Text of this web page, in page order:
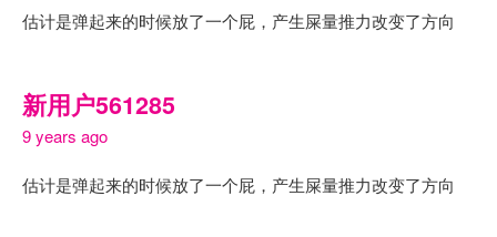
估计是弹起来的时候放了一个屁，产生屎量推力改变了方向
新用户561285
9 years ago
估计是弹起来的时候放了一个屁，产生屎量推力改变了方向